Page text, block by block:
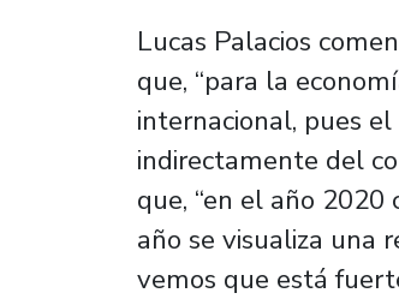
Lucas Palacios
que, “para la
internacional, pues
indirectamente del
que, “en el año
año se visualiza una
vemos que está